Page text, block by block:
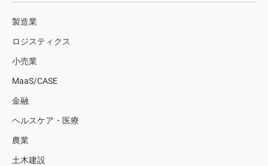
製造業
ロジスティクス
小売業
MaaS/CASE
金融
ヘルスケア・医療
農業
土木建設